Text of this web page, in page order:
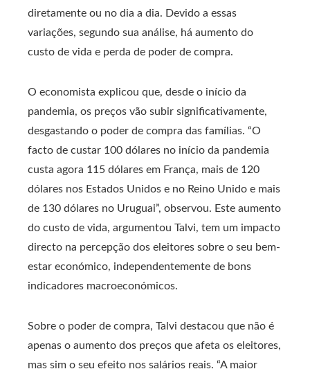
diretamente ou no dia a dia. Devido a essas
variações, segundo sua análise, há aumento do
custo de vida e perda de poder de compra.
O economista explicou que, desde o início da
pandemia, os preços vão subir significativamente,
desgastando o poder de compra das famílias. “O
facto de custar 100 dólares no início da pandemia
custa agora 115 dólares em França, mais de 120
dólares nos Estados Unidos e no Reino Unido e mais
de 130 dólares no Uruguai”, observou. Este aumento
do custo de vida, argumentou Talvi, tem um impacto
directo na percepção dos eleitores sobre o seu bem-
estar económico, independentemente de bons
indicadores macroeconómicos.
Sobre o poder de compra, Talvi destacou que não é
apenas o aumento dos preços que afeta os eleitores,
mas sim o seu efeito nos salários reais. “A maior